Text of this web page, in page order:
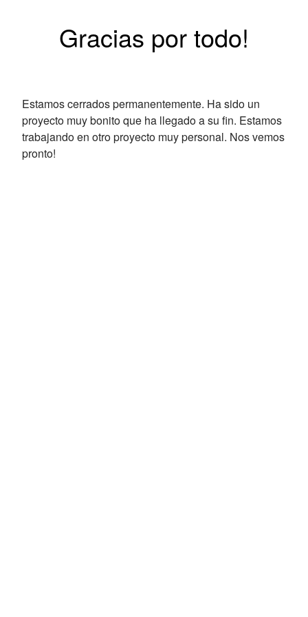
Gracias por todo!
Estamos cerrados permanentemente. Ha sido un
proyecto muy bonito que ha llegado a su fin. Estamos
trabajando en otro proyecto muy personal. Nos vemos
pronto!